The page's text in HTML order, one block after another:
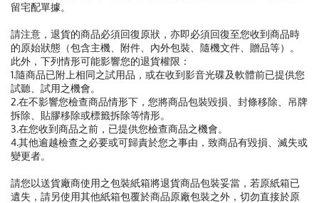
留宅配單據。
請注意，退貨的商品必須回復原狀，亦即必須回復至您收到商品時
的原始狀態（包含主機、附件、內外包裝、隨機文件、贈品等）。
此外，下列情形可能影響您的退貨權限：
1.隨商品已附上相同之試用品，或在收到影音光碟及軟體前已提供您
試聽、試用之機會。
2.在不影響您檢查商品情形下，您將商品包裝毀損、封條移除、吊牌
拆除、貼膠移除或標籤拆除等情形。
3.在您收到商品之前，已提供您檢查商品之機會。
4.其他逾越檢查之必要或可歸責於您之事由，致商品有毀損、滅失或
變更者。
請您以送貨廠商使用之包裝紙箱將退貨商品包裝妥當，若原紙箱已
遺失，請另使用其他紙箱包覆於商品原廠包裝之外，切勿直接於原